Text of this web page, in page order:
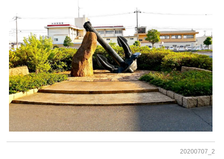
20200707_2